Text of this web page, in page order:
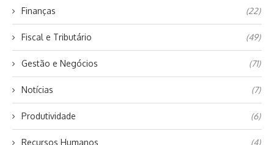
Finanças (22)
Fiscal e Tributário (49)
Gestão e Negócios (71)
Notícias (7)
Produtividade (6)
Recursos Humanos (4)